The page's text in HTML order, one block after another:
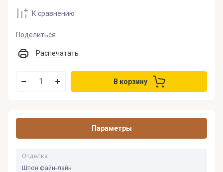
К сравнению
Поделиться
Распечатать
В корзину
Параметры
Отделка
Шпон файн-лайн